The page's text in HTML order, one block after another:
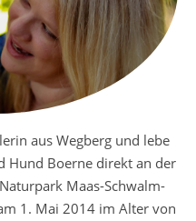
aus Wegberg und lebe
Hund Boerne direkt an der
Maas-Schwalm-
1. Mai 2014 im Alter von